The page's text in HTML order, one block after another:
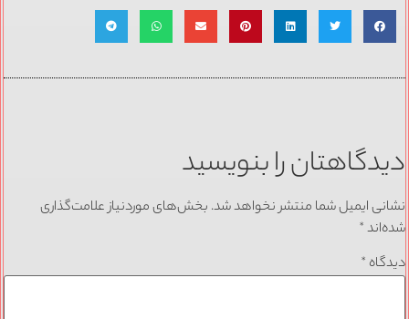
دیدگاهتان را بنویسید
نشانی ایمیل شما منتشر نخواهد شد. بخش‌های موردنیاز علامت‌گذاری
شده‌اند*
دیدگاه *